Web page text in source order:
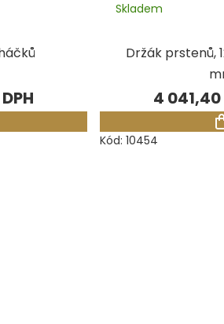
Držák prstenů,
Skladem
4
Kód: 10454